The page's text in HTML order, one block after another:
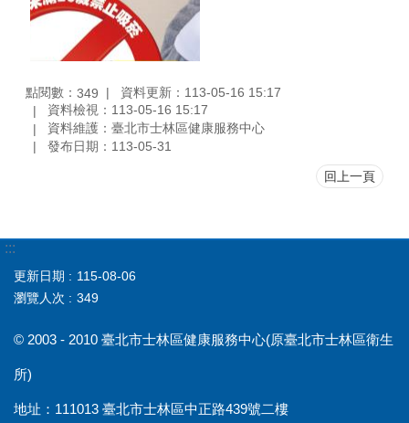
點閱數： 349
資料更新：113-05-16 15:17
資料檢視：113-05-16 15:17
資料維護：臺北市士林區健康服務中心
發布日期：113-05-31
回上一頁
:::
更新日期
115-08-06
瀏覽人次
349
© 2003 - 2010 臺北市士林區健康服務中心(原臺北市士林區衛生
所)
地址：111013 臺北市士林區中正路439號二樓